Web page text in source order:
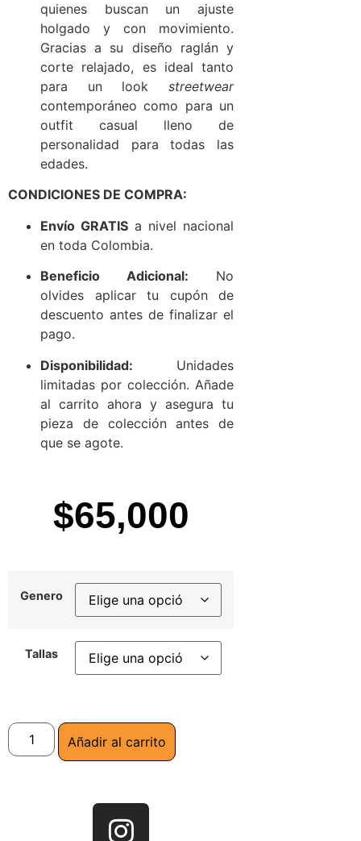
quienes buscan un ajuste
holgado y con movimiento.
Gracias a su diseño raglán y
corte relajado, es ideal tanto
para un look streetwear
contemporáneo como para un
outfit casual lleno de
personalidad para todas las
edades.
CONDICIONES DE COMPRA:
Envío GRATIS a nivel nacional
en toda Colombia.
Beneficio Adicional: No
olvides aplicar tu cupón de
descuento antes de finalizar el
pago.
Disponibilidad: Unidades
limitadas por colección. Añade
al carrito ahora y asegura tu
pieza de colección antes de
que se agote.
$65,000
Genero
Tallas
Añadir al carrito